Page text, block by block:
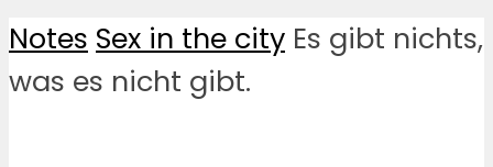
Notes Sex in the city Es gibt nichts,
was es nicht gibt.